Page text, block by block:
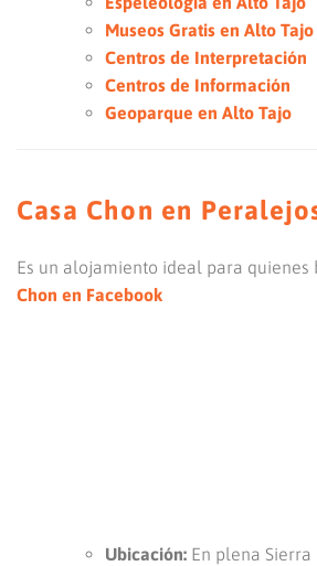
Museos Gratis en Alto Tajo
Centros de Interpretación
Centros de Información
Geoparque en Alto Tajo
Casa Chon en
Es un alojamiento ideal para
Chon en Facebook
Ubicación: En plena